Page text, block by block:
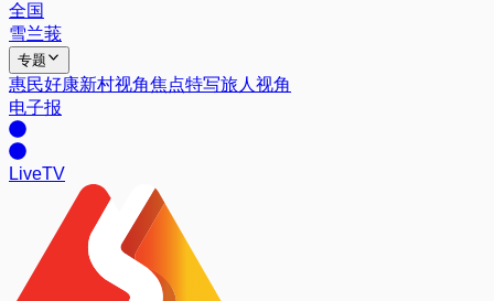
全国
雪兰莪
专题
惠民好康新村视角焦点特写旅人视角
电子报
LiveTV